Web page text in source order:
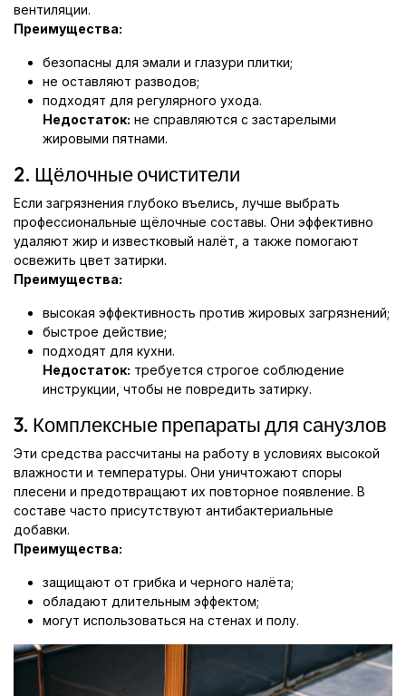
вентиляции.
Преимущества:
безопасны для эмали и глазури плитки;
не оставляют разводов;
подходят для регулярного ухода.
Недостаток: не справляются с застарелыми
жировыми пятнами.
2. Щёлочные очистители
Если загрязнения глубоко въелись, лучше выбрать
профессиональные щёлочные составы. Они эффективно
удаляют жир и известковый налёт, а также помогают
освежить цвет затирки.
Преимущества:
высокая эффективность против жировых загрязнений;
быстрое действие;
подходят для кухни.
Недостаток: требуется строгое соблюдение
инструкции, чтобы не повредить затирку.
3. Комплексные препараты для санузлов
Эти средства рассчитаны на работу в условиях высокой
влажности и температуры. Они уничтожают споры
плесени и предотвращают их повторное появление. В
составе часто присутствуют антибактериальные
добавки.
Преимущества:
защищают от грибка и черного налёта;
обладают длительным эффектом;
могут использоваться на стенах и полу.